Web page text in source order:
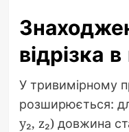
відрізка
У тривимірному
розширюється:
y₂, z₂) довжина